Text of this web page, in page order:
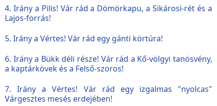
4. Irány a Pilis! Vár rád a Dömörkapu, a Sikárosi-rét és a
Lajos-forrás!
5. Irány a Vértes! Vár rád egy gánti körtúra!
6. Irány a Bükk déli része! Vár rád a Kő-völgyi tanösvény,
a kaptárkövek és a Felső-szoros!
7. Irány a Vértes! Vár rád egy izgalmas "nyolcas"
Várgesztes mesés erdejében!